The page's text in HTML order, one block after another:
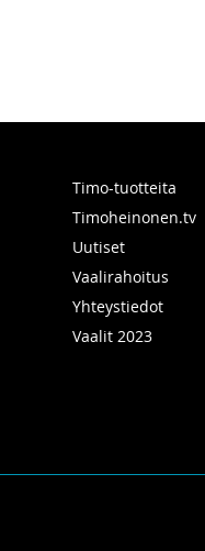
Timo-tuotteita
Timoheinonen.tv
Uutiset
Vaalirahoitus
Yhteystiedot
Vaalit 2023